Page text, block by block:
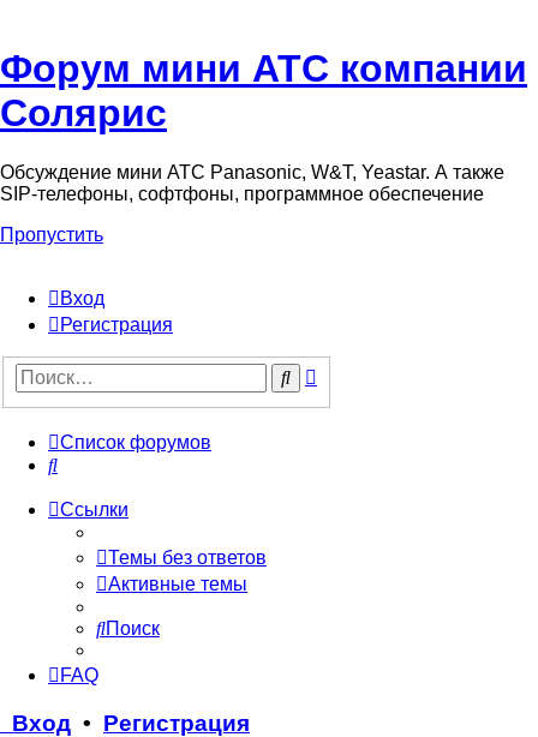
Форум мини АТС компании
Солярис
Обсуждение мини АТС Panasonic, W&T, Yeastar. А также
SIP-телефоны, софтфоны, программное обеспечение
Пропустить
Вход
Регистрация
Поиск
Список форумов
Поиск
Ссылки
Темы без ответов
Активные темы
Поиск
FAQ
Вход • Регистрация